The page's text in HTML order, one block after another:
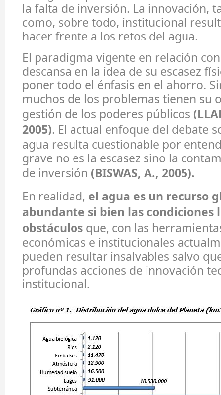
la falta de inversión. La innovación,
como, sobre todo, institucional
hacer frente a los retos del agua.
El paradigma vigente en relación
descansa en la idea de su escasez
poner todo el énfasis en el ahorro.
muchos de los problemas tienen su
gestión de los poderes públicos
2005). El actual enfoque del debate
agua resulta cuestionable por
grave no es la escasez sino la
de inversión (BISWAS, A., 2005).
En realidad, el agua es un recurso
abundante si bien las condiciones
obstáculos que, con las
económicas e institucionales
pueden resultar insalvables salvo
profundas acciones de innovación
institucional.